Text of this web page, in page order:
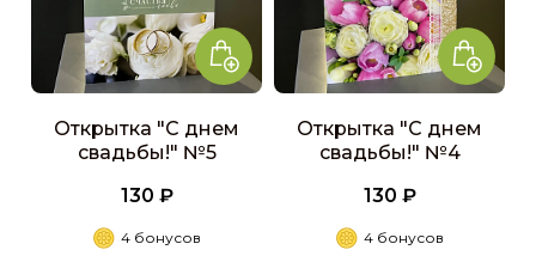
Открытка "С днем
свадьбы!" №5
130 ₽
4 бонусов
Открытка "С днем
свадьбы!" №4
130 ₽
4 бонусов